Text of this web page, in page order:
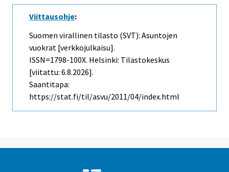
Viittausohje:
Suomen virallinen tilasto (SVT): Asuntojen
vuokrat [verkkojulkaisu].
ISSN=1798-100X. Helsinki: Tilastokeskus
[viitattu: 6.8.2026].
Saantitapa:
https://stat.fi/til/asvu/2011/04/index.html